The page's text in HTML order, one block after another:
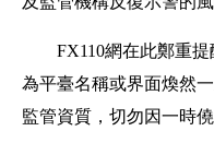
FX110網在此鄭重
為平臺名稱或界面煥然
監管資質，切勿因一時